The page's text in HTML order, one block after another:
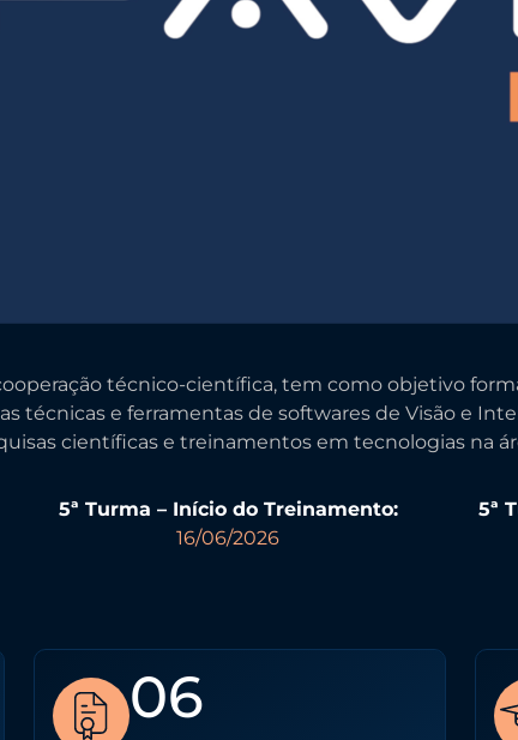
técnico-científica, tem como objetivo
técnicas e ferramentas de softwares de Visão e
científicas e treinamentos em tecnologias na
5ª Turma – Início do Treinamento:
16/06/2026
5ª
06